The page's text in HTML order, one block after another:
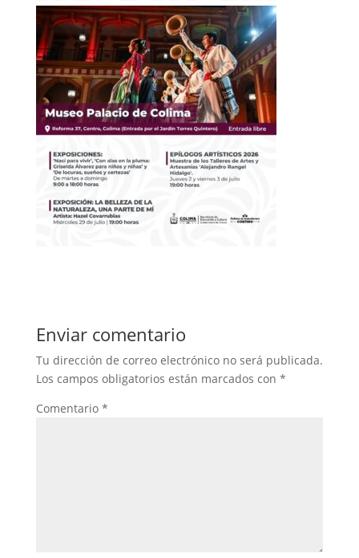
Enviar comentario
Tu dirección de correo electrónico no será publicada.
Los campos obligatorios están marcados con *
Comentario *